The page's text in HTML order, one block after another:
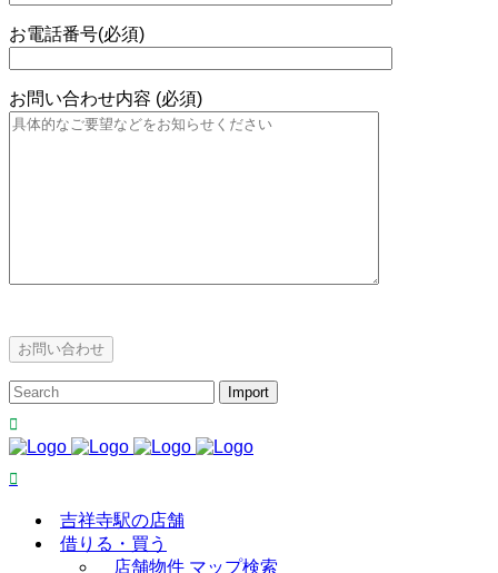
お電話番号(必須)
お問い合わせ内容 (必須)
吉祥寺駅の店舗
借りる・買う
店舗物件 マップ検索